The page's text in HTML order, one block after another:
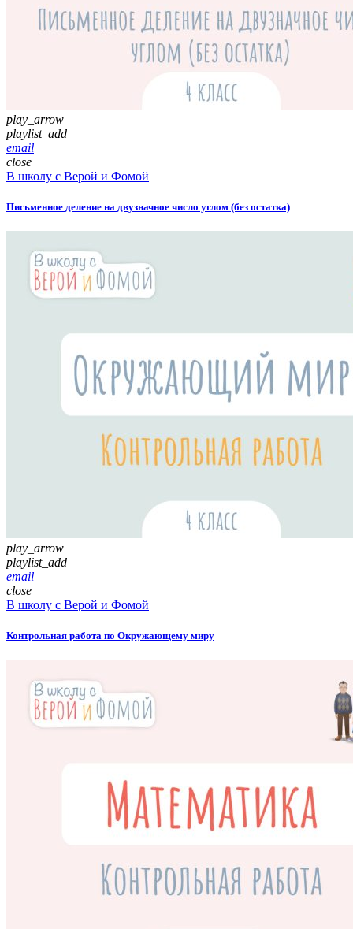
play_arrow
playlist_add
email
close
В школу с Верой и Фомой
Письменное деление на двузначное число углом (без остатка)
play_arrow
playlist_add
email
close
В школу с Верой и Фомой
Контрольная работа по Окружающему миру